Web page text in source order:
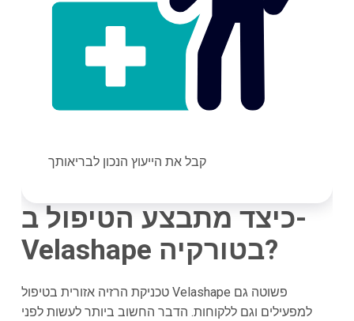
קבל את הייעוץ הנכון לבריאותך
כיצד מתבצע הטיפול ב-
Velashape בטורקיה?
טכניקת הרזיה אזורית בטיפול Velashape פשוטה גם
למפעילים וגם ללקוחות. הדבר החשוב ביותר לעשות לפני